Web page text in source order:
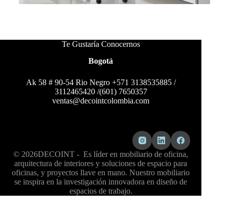
Te Gustaría Conocernos
Bogotá
Ak 58 # 90-54 Rio Negro +571 3138535885 /
3112465420 /(601) 7650357
ventas@decointcolombia.com
© 2026DECOINT - Es líder en mobiliario de oficina,
arquitectura de interiores y soluciones de espacio para
oficinas, y proyectos llave en mano. Nuestro mobiliario
se inspira en la investigación innovadora en diseño de
espacios de trabajo.